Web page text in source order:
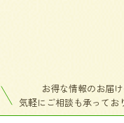
お得な情報のお届
気軽にご相談も承ってお